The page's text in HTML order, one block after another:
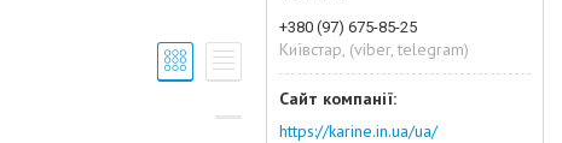
+380 (97) 675-85-25
Київстар, (viber, telegram)
https://karine.in.ua/ua/